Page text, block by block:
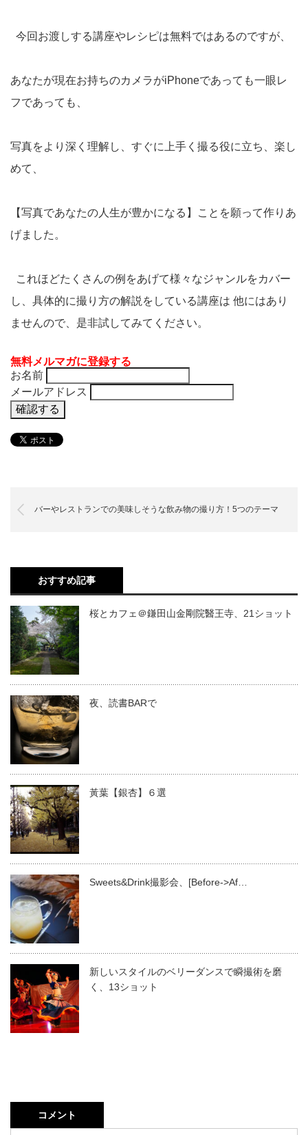
今回お渡しする講座やレシピは無料ではあるのですが、
あなたが現在お持ちのカメラがiPhoneであっても一眼レ
フであっても、
写真をより深く理解し、すぐに上手く撮る役に立ち、楽し
めて、
【写真であなたの人生が豊かになる】ことを願って作りあ
げました。
これほどたくさんの例をあげて様々なジャンルをカバー
し、具体的に撮り方の解説をしている講座は 他にはあり
ませんので、是非試してみてください。
無料メルマガに登録する
お名前
メールアドレス
バーやレストランでの美味しそうな飲み物の撮り方！5つのテーマ
おすすめ記事
桜とカフェ＠鎌田山金剛院醫王寺、21ショット
夜、読書BARで
黃葉【銀杏】６選
Sweets&Drink撮影会、[Before->Af…
新しいスタイルのベリーダンスで瞬撮術を磨
く、13ショット
コメント